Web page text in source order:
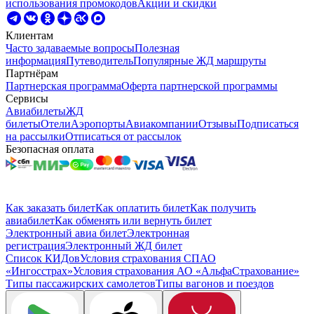
использования промокодовАкции и скидки
Клиентам
Часто задаваемые вопросыПолезная
информацияПутеводительПопулярные ЖД маршруты
Партнёрам
Партнерская программаОферта партнерской программы
Сервисы
АвиабилетыЖД
билетыОтелиАэропортыАвиакомпанииОтзывыПодписаться
на рассылкиОтписаться от рассылок
Безопасная оплата
Как заказать билетКак оплатить билетКак получить
авиабилетКак обменять или вернуть билет
Электронный авиа билетЭлектронная
регистрацияЭлектронный ЖД билет
Список КИДовУсловия страхования СПАО
«Ингосстрах»Условия страхования АО «АльфаСтрахование»
Типы пассажирских самолетовТипы вагонов и поездов